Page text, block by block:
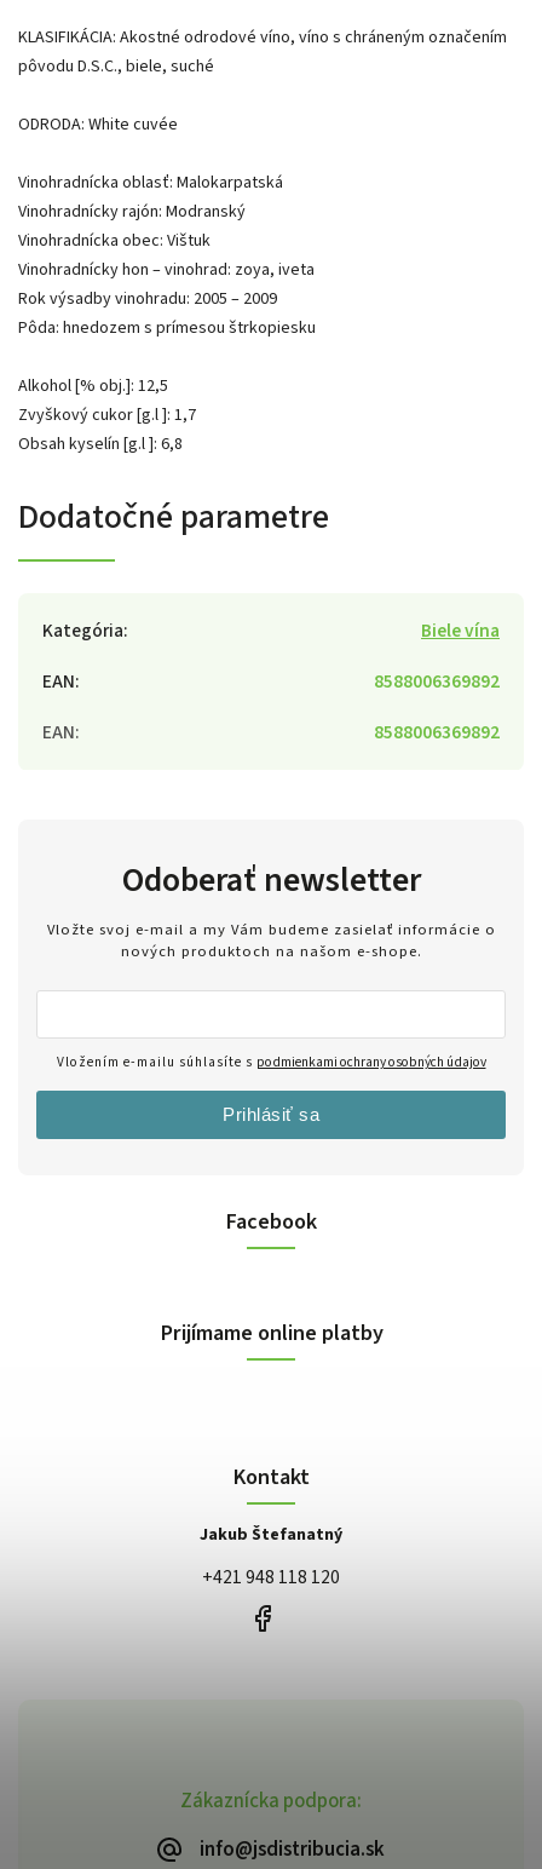
KLASIFIKÁCIA: Akostné odrodové víno, víno s chráneným označením
pôvodu D.S.C., biele, suché
ODRODA: White cuvée
Vinohradnícka oblasť: Malokarpatská
Vinohradnícky rajón: Modranský
Vinohradnícka obec: Vištuk
Vinohradnícky hon – vinohrad: zoya, iveta
Rok výsadby vinohradu: 2005 – 2009
Pôda: hnedozem s prímesou štrkopiesku
Alkohol [% obj.]: 12,5
Zvyškový cukor [g.l ]: 1,7
Obsah kyselí­n [g.l ]: 6,8
Dodatočné parametre
Kategória:
Biele vína
EAN:
8588006369892
EAN: 8588006369892
Zákaznícka podpora:
info@jsdistribucia.sk
Facebook
Prijímame online platby
Kontakt
Jakub Štefanatný
+421 948 118 120
Odoberať newsletter
Vložte svoj e-mail a my Vám budeme zasielať informácie o
nových produktoch na našom e-shope.
Vložením e-mailu súhlasíte s podmienkami ochrany osobných údajov
Prihlásiť sa